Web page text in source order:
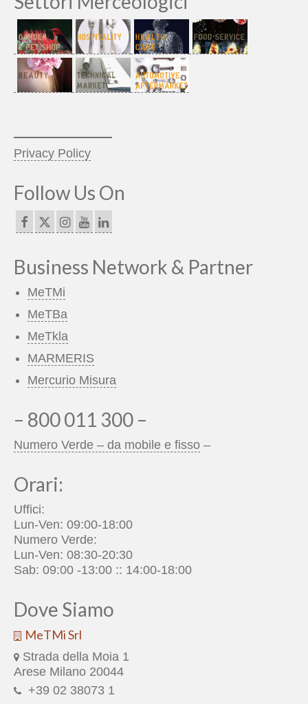
Privacy Policy
Follow Us On
Business Network & Partner
MeTMi
MeTBa
MeTkla
MARMERIS
Mercurio Misura
– 800 011 300 –
Numero Verde – da mobile e fisso –
Orari:
Uffici:
Lun-Ven: 09:00-18:00
Numero Verde:
Lun-Ven: 08:30-20:30
Sab: 09:00 -13:00 :: 14:00-18:00
Dove Siamo
MeTMi Srl
Strada della Moia 1
Arese Milano 20044
+39 02 38073 1